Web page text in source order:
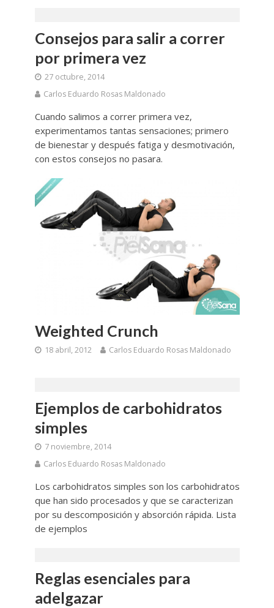
Consejos para salir a correr
por primera vez
27 octubre, 2014
Carlos Eduardo Rosas Maldonado
Cuando salimos a correr primera vez,
experimentamos tantas sensaciones; primero
de bienestar y después fatiga y desmotivación,
con estos consejos no pasara.
Weighted Crunch
18 abril, 2012 Carlos Eduardo Rosas Maldonado
Ejemplos de carbohidratos
simples
7 noviembre, 2014
Carlos Eduardo Rosas Maldonado
Los carbohidratos simples son los carbohidratos
que han sido procesados y que se caracterizan
por su descomposición y absorción rápida. Lista
de ejemplos
Reglas esenciales para
adelgazar